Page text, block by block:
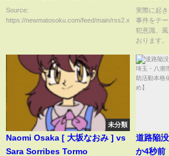
たんだけど…」
Source:
https://newmatosoku.com/feed/main/rss2.xml...
が多す
実際に起
事件をテ
犯意識、
おります。
未分類
Naomi Osaka [ 大坂なおみ ] vs
Sara Sorribes Tormo
道路陥
か4秒前